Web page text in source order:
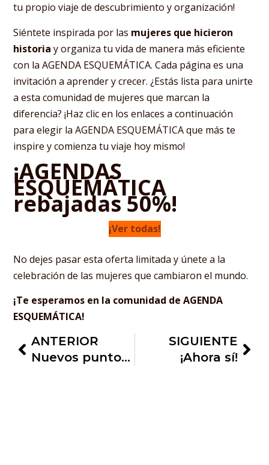
tu propio viaje de descubrimiento y organización!
Siéntete inspirada por las mujeres que hicieron
historia y organiza tu vida de manera más eficiente
con la AGENDA ESQUEMÁTICA. Cada página es una
invitación a aprender y crecer. ¿Estás lista para unirte
a esta comunidad de mujeres que marcan la
diferencia? ¡Haz clic en los enlaces a continuación
para elegir la AGENDA ESQUEMÁTICA que más te
inspire y comienza tu viaje hoy mismo!
¡AGENDAS
ESQUEMÁTICA
rebajadas 50%!
¡Ver todas!
No dejes pasar esta oferta limitada y únete a la
celebración de las mujeres que cambiaron el mundo.
¡Te esperamos en la comunidad de AGENDA
ESQUEMÁTICA!
ANTERIOR
Nuevos puntos de venta ESQUEMÁTICA
SIGUIENTE
¡Ahora sí!